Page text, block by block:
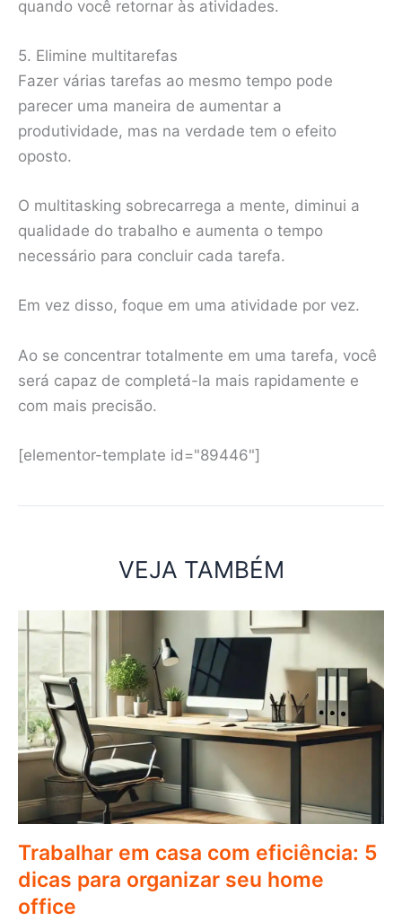
quando você retornar às atividades.
5. Elimine multitarefas
Fazer várias tarefas ao mesmo tempo pode
parecer uma maneira de aumentar a
produtividade, mas na verdade tem o efeito
oposto.
O multitasking sobrecarrega a mente, diminui a
qualidade do trabalho e aumenta o tempo
necessário para concluir cada tarefa.
Em vez disso, foque em uma atividade por vez.
Ao se concentrar totalmente em uma tarefa, você
será capaz de completá-la mais rapidamente e
com mais precisão.
[elementor-template id="89446"]
VEJA TAMBÉM
Trabalhar em casa com eficiência: 5
dicas para organizar seu home
office